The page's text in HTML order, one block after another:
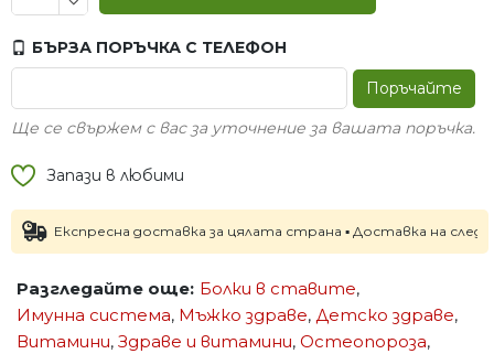
БЪРЗА ПОРЪЧКА С ТЕЛЕФОН
Поръчайте
Ще се свържем с вас за уточнение за вашата поръчка.
Запази в любими
Експресна доставка за цялата страна ▪ Доставка на
Разгледайте още: Болки в ставите,
Имунна система, Мъжко здраве, Детско здраве,
Витамини, Здраве и витамини, Остеопороза,